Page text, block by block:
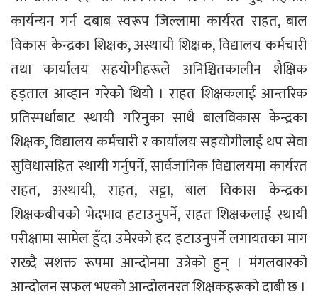
कार्यन्यन गर्न दबाब स्वरूप जिल्लामा कार्यरत राहत, बाल
विकास केन्द्रका शिक्षक, अस्थायी शिक्षक, विद्यालय कर्मचारी
तथा कार्यालय सहयोगीहरूले अनिश्चितकालीन शैक्षिक
हड्ताल आव्हान गरेको थियो । राहत शिक्षकलाई आन्तरिक
प्रतिस्पर्धाबाट स्थायी गरिनुका साथै बालविकास केन्द्रका
शिक्षक, विद्यालय कर्मचारी र कार्यालय सहयोगीलाई थप सेवा
सुविधासहित स्थायी गर्नुपर्ने, सार्वजानिक विद्यालयमा कार्यरत
राहत, अस्थायी, राहत, सट्टा, बाल विकास केन्द्रका
शिक्षकबीचको भेदभाव हटाउनुपर्ने, राहत शिक्षकलाई स्थायी
परीक्षामा सामेल हुँदा उमेरको हद हटाउनुपर्ने लगायतका माग
राख्दै सशक्त रूपमा आन्दोनमा उत्रेको हुन् । मंगलवारको
आन्दोलन सफल भएको आन्दोलनरत शिक्षकहरूको दाबी छ ।